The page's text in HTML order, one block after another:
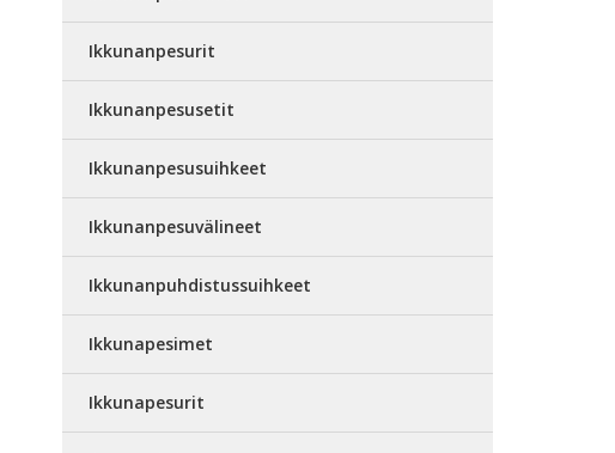
Ikkunanpesurit
Ikkunanpesusetit
Ikkunanpesusuihkeet
Ikkunanpesuvälineet
Ikkunanpuhdistussuihkeet
Ikkunapesimet
Ikkunapesurit